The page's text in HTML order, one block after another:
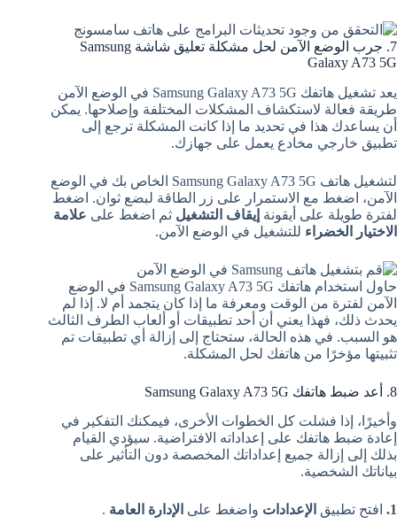
7. جرب الوضع الآمن لحل مشكلة تعليق شاشة Samsung
Galaxy A73 5G
يعد تشغيل هاتفك Samsung Galaxy A73 5G في الوضع الآمن
طريقة فعالة لاستكشاف المشكلات المختلفة وإصلاحها. يمكن
أن يساعدك هذا في تحديد ما إذا كانت المشكلة ترجع إلى
تطبيق خارجي مخادع يعمل على جهازك.
لتشغيل هاتف Samsung Galaxy A73 5G الخاص بك في الوضع
الآمن، اضغط مع الاستمرار على زر الطاقة لبضع ثوان. اضغط
لفترة طويلة على أيقونة إيقاف التشغيل ثم اضغط على علامة
الاختيار الخضراء للتشغيل في الوضع الآمن.
حاول استخدام هاتفك Samsung Galaxy A73 5G في الوضع
الآمن لفترة من الوقت ومعرفة ما إذا كان يتجمد أم لا. إذا لم
يحدث ذلك، فهذا يعني أن أحد تطبيقات أو ألعاب الطرف الثالث
هو السبب. في هذه الحالة، ستحتاج إلى إزالة أي تطبيقات تم
تثبيتها مؤخرًا من هاتفك لحل المشكلة.
8. أعد ضبط هاتفك Samsung Galaxy A73 5G
وأخيرًا، إذا فشلت كل الخطوات الأخرى، فيمكنك التفكير في
إعادة ضبط هاتفك على إعداداته الافتراضية. سيؤدي القيام
بذلك إلى إزالة جميع إعداداتك المخصصة دون التأثير على
بياناتك الشخصية.
1. افتح تطبيق الإعدادات واضغط على الإدارة العامة .